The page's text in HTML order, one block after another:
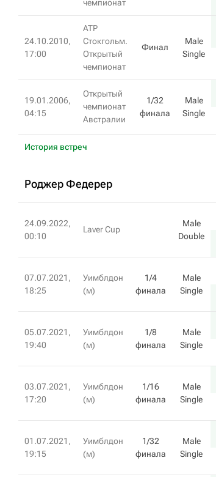
чемпионат
24.10.2010,
17:00
ATP
Стокгольм.
Открытый
чемпионат
Финал
Male
Single
19.01.2006,
04:15
Открытый
чемпионат
Австралии
1/32
финала
Male
Single
История встреч
Роджер Федерер
24.09.2022,
00:10
Laver Cup
Male
Double
07.07.2021,
18:25
Уимблдон
(м)
1/4
финала
Male
Single
05.07.2021,
19:40
Уимблдон
(м)
1/8
финала
Male
Single
03.07.2021,
17:20
Уимблдон
(м)
1/16
финала
Male
Single
01.07.2021,
19:15
Уимблдон
(м)
1/32
финала
Male
Single